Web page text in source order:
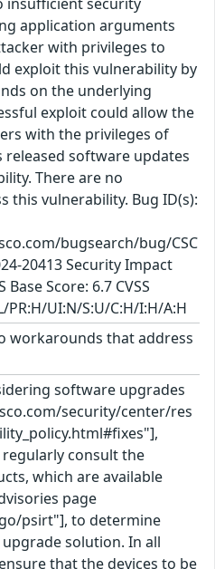
application arguments
with privileges to
exploit this vulnerability by
on the underlying
exploit could allow the
with the privileges of
released software updates
There are no
this vulnerability. Bug ID(s):
bugsearch/bug/CSC
20413 Security Impact
Base Score: 6.7 CVSS
PR:H/UI:N/S:U/C:H/I:H/A:H
workarounds that address
software upgrades
security/center/res
consult the
which are available
page
psirt"], to determine
solution. In all
that the devices to be